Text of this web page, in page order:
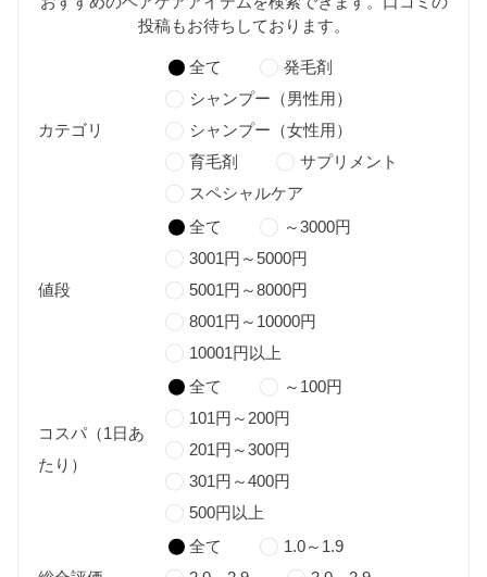
投稿もお待ちしております。
カテゴリ
全て
発毛剤
シャンプー（男性用）
シャンプー（女性用）
育毛剤
サプリメント
スペシャルケア
値段
全て
～3000円
3001円～5000円
5001円～8000円
8001円～10000円
10001円以上
コスパ（1日あ
たり）
全て
～100円
101円～200円
201円～300円
301円～400円
500円以上
全て
1.0～1.9